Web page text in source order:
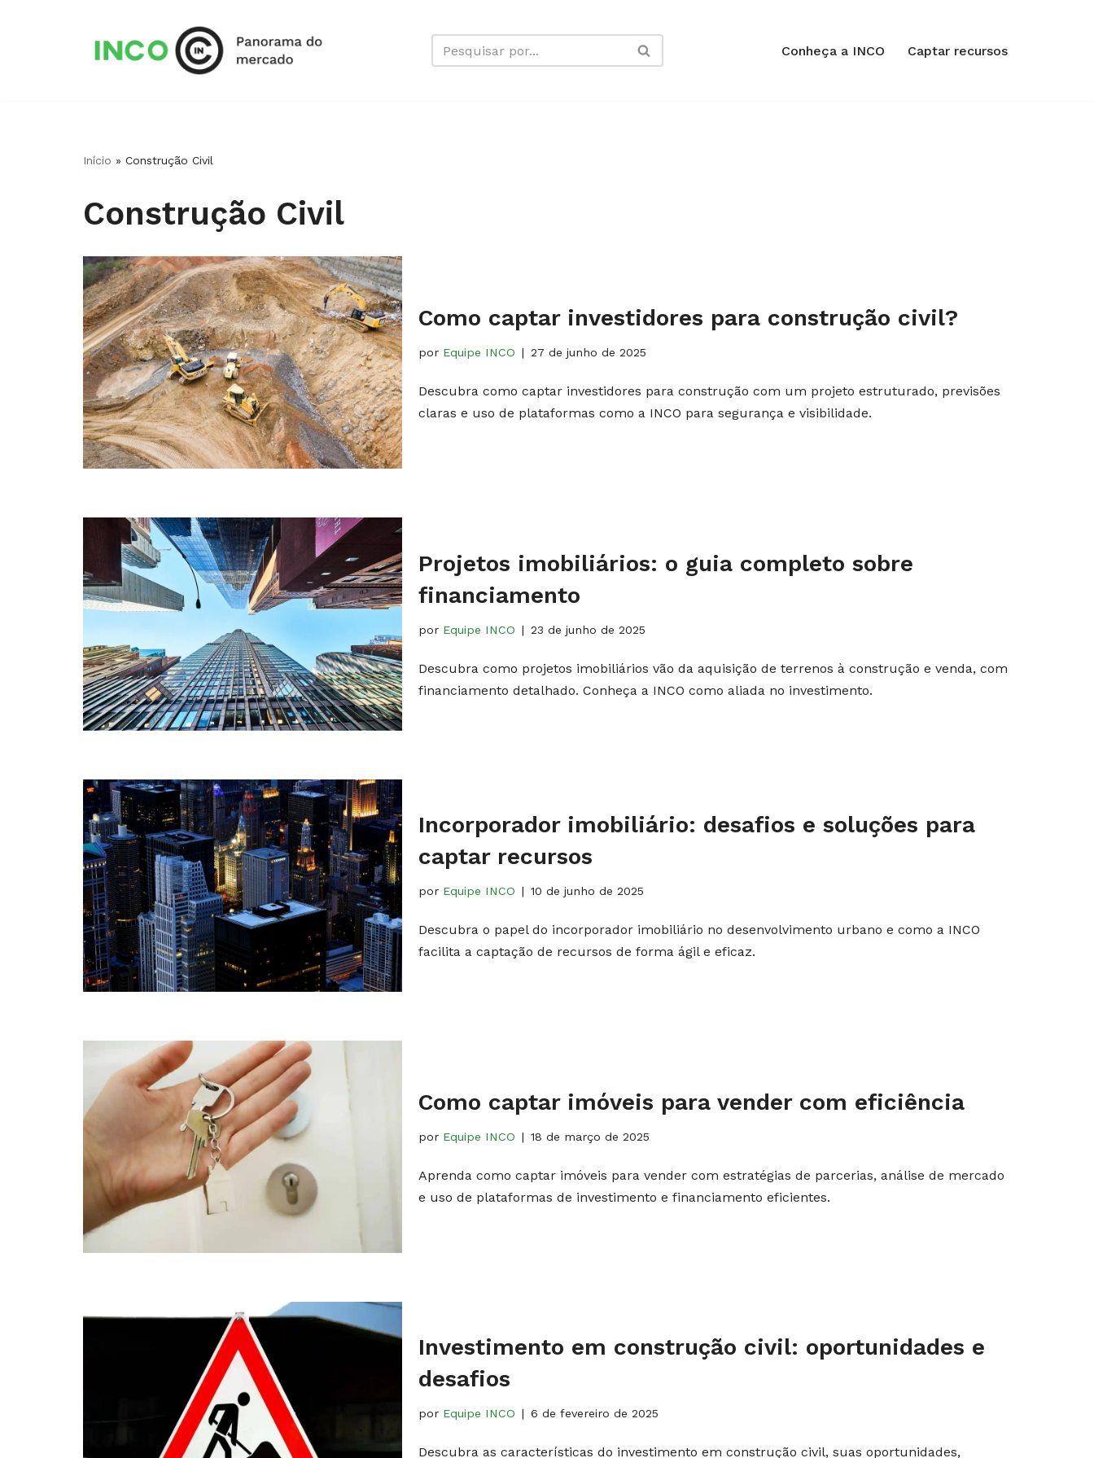
Conheça a INCO Captar recursos
Início » Construção Civil
Construção Civil
Como captar investidores para construção civil?
por Equipe INCO 27 de junho de 2025
Descubra como captar investidores para construção com um projeto estruturado, previsões
claras e uso de plataformas como a INCO para segurança e visibilidade.
Projetos imobiliários​​: o guia completo sobre
financiamento
por Equipe INCO 23 de junho de 2025
Descubra como projetos imobiliários vão da aquisição de terrenos à construção e venda, com
financiamento detalhado. Conheça a INCO como aliada no investimento.
Incorporador imobiliário: desafios e soluções para
captar recursos
por Equipe INCO 10 de junho de 2025
Descubra o papel do incorporador imobiliário no desenvolvimento urbano e como a INCO
facilita a captação de recursos de forma ágil e eficaz.
Como captar imóveis para vender com eficiência
por Equipe INCO 18 de março de 2025
Aprenda como captar imóveis para vender com estratégias de parcerias, análise de mercado
e uso de plataformas de investimento e financiamento eficientes.
Investimento em construção civil: oportunidades e
desafios
por Equipe INCO 6 de fevereiro de 2025
Descubra as características do investimento em construção civil, suas oportunidades,